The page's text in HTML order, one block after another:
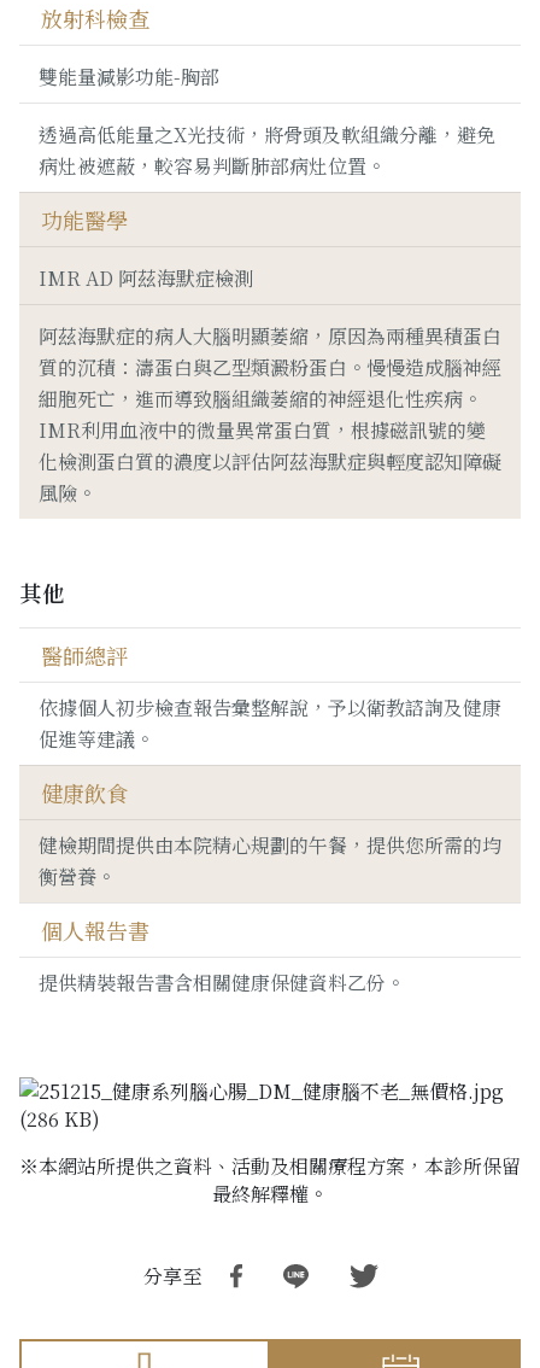
放射科檢查
雙能量減影功能-胸部
透過高低能量之X光技術，將骨頭及軟組織分離，避免
病灶被遮蔽，較容易判斷肺部病灶位置。
功能醫學
IMR AD 阿茲海默症檢測
阿茲海默症的病人大腦明顯萎縮，原因為兩種異積蛋白
質的沉積：濤蛋白與乙型類澱粉蛋白。慢慢造成腦神經
細胞死亡，進而導致腦組織萎縮的神經退化性疾病。
IMR利用血液中的微量異常蛋白質，根據磁訊號的變
化檢測蛋白質的濃度以評估阿茲海默症與輕度認知障礙
風險。
其他
醫師總評
依據個人初步檢查報告彙整解說，予以衛教諮詢及健康
促進等建議。
健康飲食
健檢期間提供由本院精心規劃的午餐，提供您所需的均
衡營養。
個人報告書
提供精裝報告書含相關健康保健資料乙份。
※本網站所提供之資料、活動及相關療程方案，本診所保留
最終解釋權。
分享至